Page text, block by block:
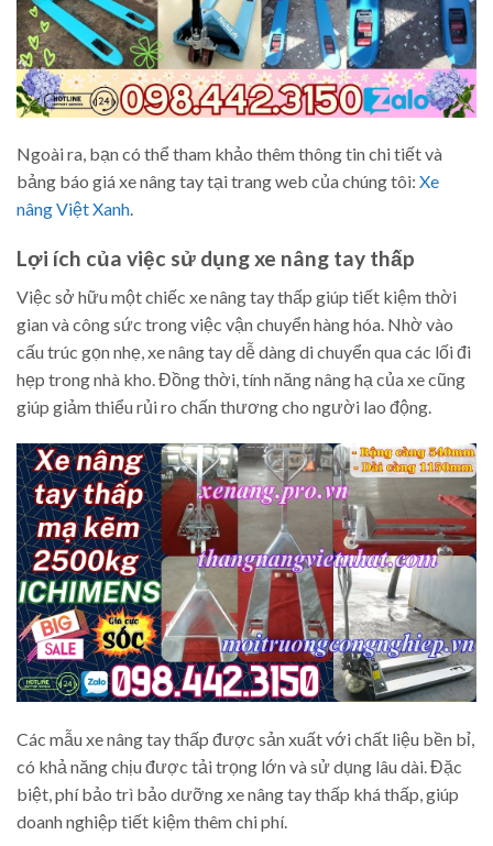
Ngoài ra, bạn có thể tham khảo thêm thông tin chi tiết và
bảng báo giá xe nâng tay tại trang web của chúng tôi: Xe
nâng Việt Xanh.
Lợi ích của việc sử dụng xe nâng tay thấp
Việc sở hữu một chiếc xe nâng tay thấp giúp tiết kiệm thời
gian và công sức trong việc vận chuyển hàng hóa. Nhờ vào
cấu trúc gọn nhẹ, xe nâng tay dễ dàng di chuyển qua các lối đi
hẹp trong nhà kho. Đồng thời, tính năng nâng hạ của xe cũng
giúp giảm thiểu rủi ro chấn thương cho người lao động.
Các mẫu xe nâng tay thấp được sản xuất với chất liệu bền bỉ,
có khả năng chịu được tải trọng lớn và sử dụng lâu dài. Đặc
biệt, phí bảo trì bảo dưỡng xe nâng tay thấp khá thấp, giúp
doanh nghiệp tiết kiệm thêm chi phí.